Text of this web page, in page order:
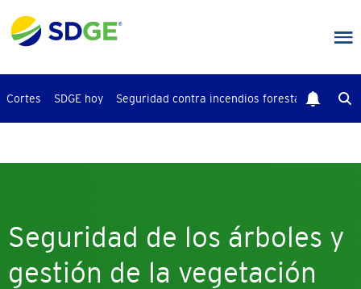
contenido
Cortes SDGE hoy Seguridad contra incendios forestales
Seguridad de los árboles y
gestión de la vegetación